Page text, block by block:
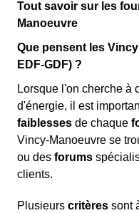
Tout savoir sur les
Manoeuvre
Que pensent les
EDF-GDF) ?
Lorsque l'on cherche à
d'énergie, il est
faiblesses de chaque
Vincy-Manoeuvre se
ou des forums
clients.
Plusieurs critères sont